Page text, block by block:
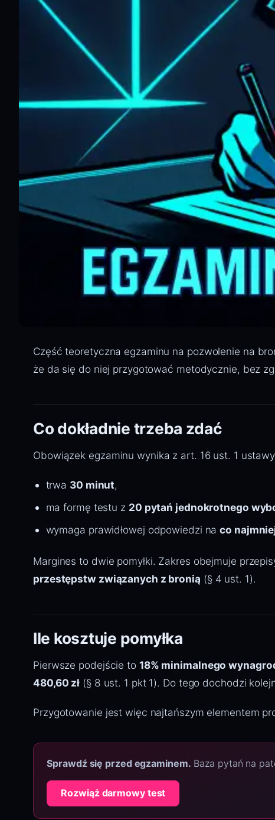
Część teoretyczna egzaminu na pozwolenie na
że da się do niej przygotować metodycznie, bez
Co dokładnie trzeba zdać
Obowiązek egzaminu wynika z art. 16 ust. 1
trwa 30 minut,
ma formę testu z 20 pytań jednokrotnego
wymaga prawidłowej odpowiedzi naco
Margines to dwie pomyłki. Zakres obejmuje
przestępstw związanych z bronią (§ 4 ust. 1).
Ile kosztuje pomyłka
Pierwsze podejście to 18% minimalnego
480,60 zł (§ 8 ust. 1 pkt 1). Do tego dochodzi
Przygotowanie jest więc najtańszym elementem
Sprawdź się przed egzaminem. Baza pytań na
Rozwiąż darmowy test